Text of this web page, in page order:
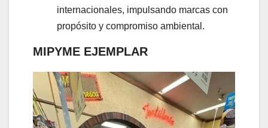
internacionales, impulsando marcas con
propósito y compromiso ambiental.
MIPYME EJEMPLAR